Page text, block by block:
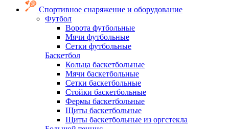
Спортивное снаряжение и оборудование
Футбол
Ворота футбольные
Мячи футбольные
Сетки футбольные
Баскетбол
Кольца баскетбольные
Мячи баскетбольные
Сетки баскетбольные
Стойки баскетбольные
Фермы баскетбольные
Щиты баскетбольные
Щиты баскетбольные из оргстекла